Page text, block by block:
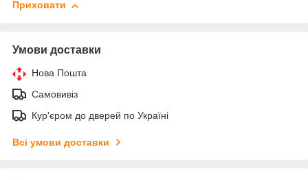
Приховати
Умови доставки
Нова Пошта
Самовивіз
Кур'єром до дверей по Україні
Всі умови доставки